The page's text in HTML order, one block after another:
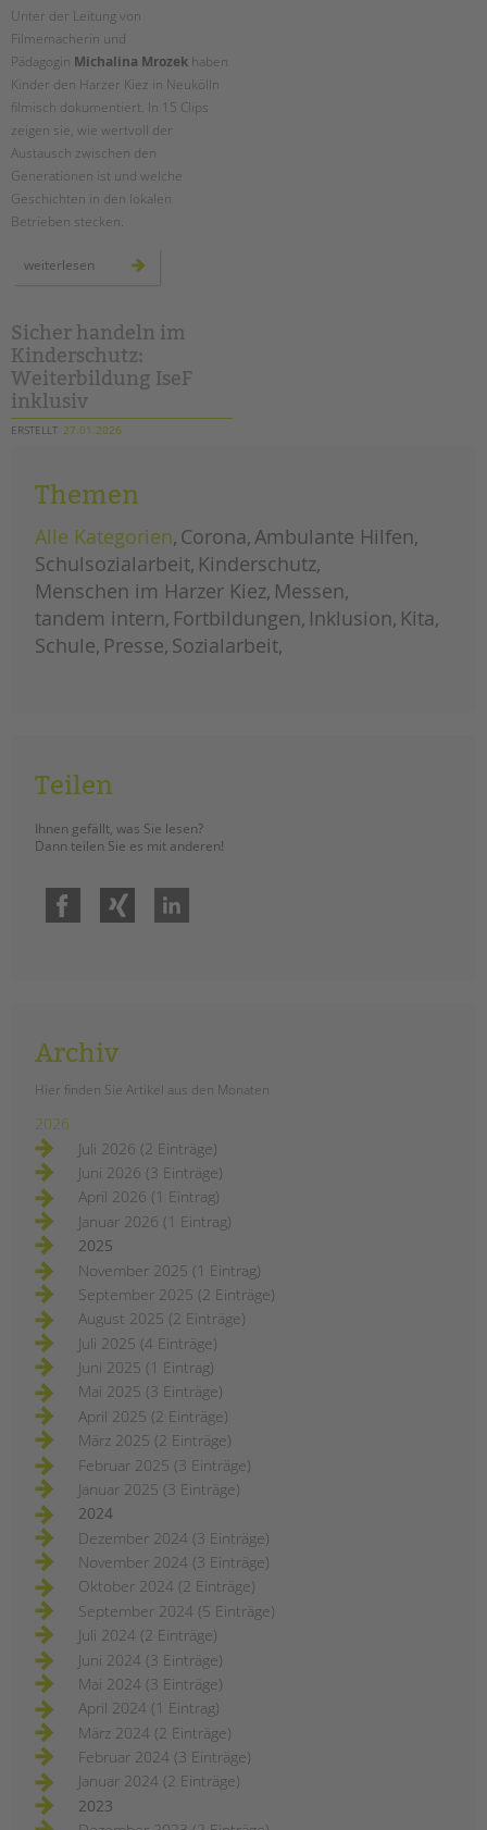
Unter der Leitung von
Filmemacherin und
Pädagogin Michalina Mrozek haben
Kinder den Harzer Kiez in Neukölln
filmisch dokumentiert. In 15 Clips
zeigen sie, wie wertvoll der
Austausch zwischen den
Generationen ist und welche
Geschichten in den lokalen
Betrieben stecken.
weiterlesen
kiez:
ein
projekt
im
treffpunkt
harzerkiez
Sicher handeln im
Kinderschutz:
Weiterbildung IseF
inklusiv
ERSTELLT 27.01.2026
Die Weiterbildung IseF inklusiv in
bereitet pädagogische Fachkräfte
gezielt auf Fachberatung nach § 8a
SGB VIII vor – inklusiv, praxisnah und
interdisziplinär. Anmeldung ab sofort
möglich.
Themen
Alle Kategorien Corona Ambulante Hilfen
Schulsozialarbeit Kinderschutz
Menschen im Harzer Kiez Messen
tandem intern Fortbildungen Inklusion Kita
Schule Presse Sozialarbeit
Teilen
Ihnen gefällt, was Sie lesen?
Dann teilen Sie es mit anderen!
Facebook
Archiv
Hier finden Sie Artikel aus den Monaten
2026
Juli 2026 (2 Einträge)
Juni 2026 (3 Einträge)
April 2026 (1 Eintrag)
Januar 2026 (1 Eintrag)
2025
November 2025 (1 Eintrag)
September 2025 (2 Einträge)
August 2025 (2 Einträge)
Juli 2025 (4 Einträge)
Juni 2025 (1 Eintrag)
Mai 2025 (3 Einträge)
April 2025 (2 Einträge)
März 2025 (2 Einträge)
Februar 2025 (3 Einträge)
Januar 2025 (3 Einträge)
2024
Dezember 2024 (3 Einträge)
November 2024 (3 Einträge)
Oktober 2024 (2 Einträge)
September 2024 (5 Einträge)
Juli 2024 (2 Einträge)
Juni 2024 (3 Einträge)
Mai 2024 (3 Einträge)
April 2024 (1 Eintrag)
März 2024 (2 Einträge)
Februar 2024 (3 Einträge)
Januar 2024 (2 Einträge)
2023